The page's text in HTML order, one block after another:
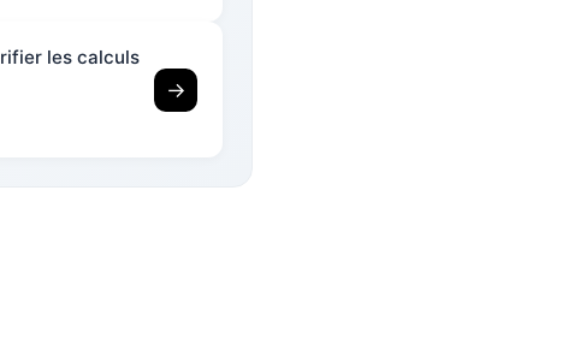
les calculs
→